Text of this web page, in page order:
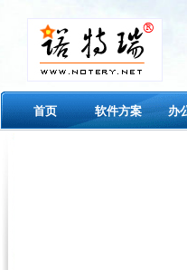
首页 软件方案 办